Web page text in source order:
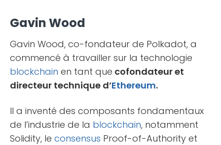
Gavin Wood
Gavin Wood, co-fondateur de Polkadot, a
commencé à travailler sur la technologie
blockchain en tant que cofondateur et
directeur technique d’Ethereum.
Il a inventé des composants fondamentaux
de l’industrie de la blockchain, notamment
Solidity, le consensus Proof-of-Authority et